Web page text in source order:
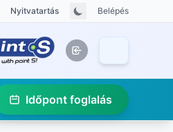
Nyitvatartás Belépés
Időpont foglalás